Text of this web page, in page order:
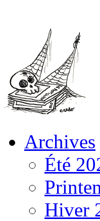
Archives
Été
Hiver